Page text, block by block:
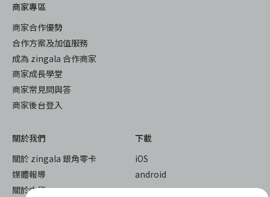
商家專區
商家合作優勢
合作方案及加值服務
成為 zingala 合作商家
商家成長學堂
商家常見問與答
商家後台登入
關於我們
關於 zingala 銀角零卡
媒體報導
關於中租
下載
iOS
android